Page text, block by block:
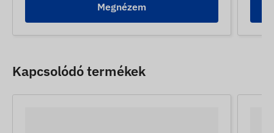
Megnézem
Kapcsolódó termékek